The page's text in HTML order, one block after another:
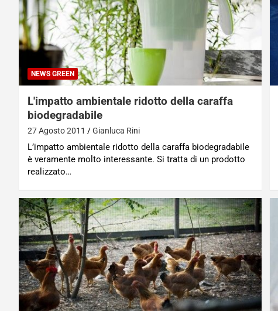
NEWS GREEN
L'impatto ambientale ridotto della caraffa
biodegradabile
27 Agosto 2011 Gianluca Rini
L’impatto ambientale ridotto della caraffa biodegradabile
è veramente molto interessante. Si tratta di un prodotto
realizzato…